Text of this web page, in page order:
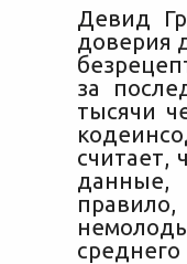
Девид
доверия
за
тысячи
считает,
среднего